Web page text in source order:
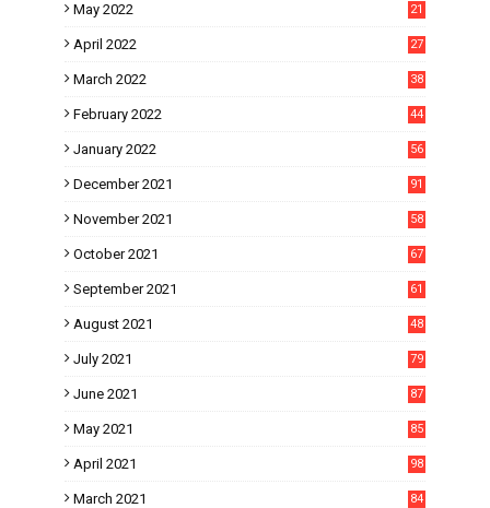
May 2022 21
April 2022 27
March 2022 38
February 2022 44
January 2022 56
December 2021 91
November 2021 58
October 2021 67
September 2021 61
August 2021 48
July 2021 79
June 2021 87
May 2021 85
April 2021 98
March 2021 84